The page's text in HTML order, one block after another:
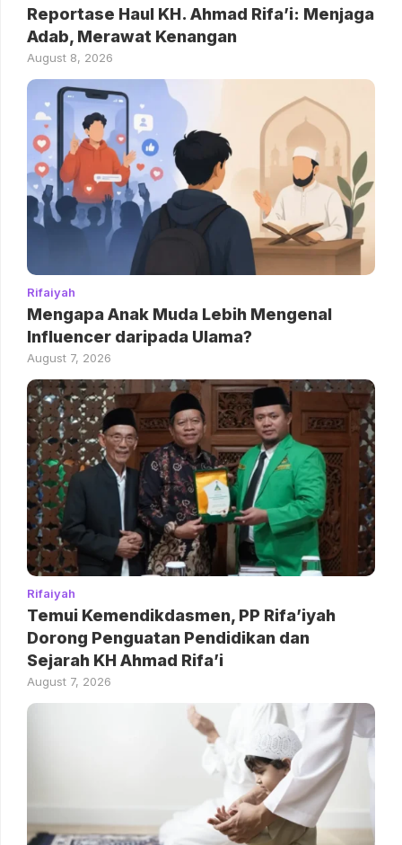
Reportase Haul KH. Ahmad Rifa’i: Menjaga
Adab, Merawat Kenangan
August 8, 2026
Rifaiyah
Mengapa Anak Muda Lebih Mengenal
Influencer daripada Ulama?
August 7, 2026
Rifaiyah
Temui Kemendikdasmen, PP Rifa’iyah
Dorong Penguatan Pendidikan dan
Sejarah KH Ahmad Rifa’i
August 7, 2026